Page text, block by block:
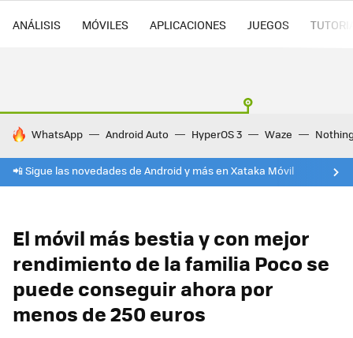
ANÁLISIS MÓVILES APLICACIONES JUEGOS
HOY SE HABLA DE
WhatsApp Android Auto HyperOS 3 Waze
📲 Sigue las novedades de Android y más en Xataka Móvil
El móvil más bestia y con mejor
rendimiento de la familia Poco se
puede conseguir ahora por
menos de 250 euros